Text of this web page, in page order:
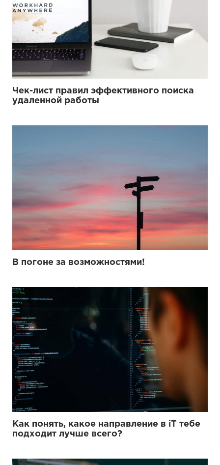
Чек-лист правил эффективного поиска
удаленной работы
В погоне за возможностями!
Как понять, какое направление в iT тебе
подходит лучше всего?